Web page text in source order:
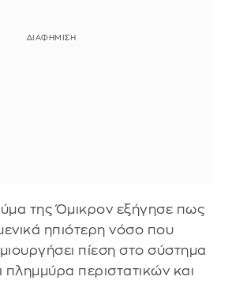
της Όμικρον εξήγησε πως
ηπιότερη νόσο που
πίεση στο σύστημα
πλημμύρα περιστατικών και